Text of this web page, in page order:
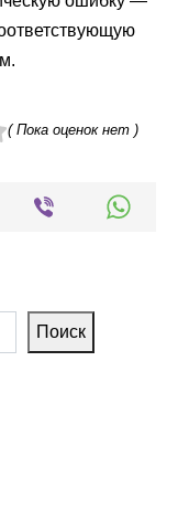
( Пока оценок нет )
Поиск